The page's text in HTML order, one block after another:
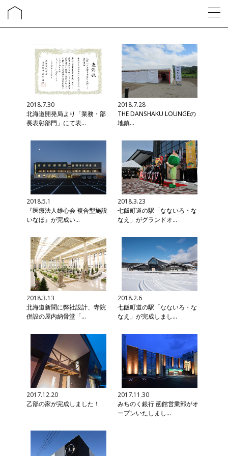
2018.7.30
北海道開発局より「業務・部
長表彰部門」にて表...
2018.7.28
THE DANSHAKU LOUNGEの
地鎮...
2018.5.1
『医療法人雄心会 複合型施設
いなほ』が完成い...
2018.3.23
七飯町道の駅「なないろ・な
なえ」がグランドオ...
2018.3.13
北海道新聞に弊社設計、寺院
併設の屋内納骨堂「...
2018.2.6
七飯町道の駅「なないろ・な
なえ」が完成しまし...
2017.12.20
乙部の家が完成しました！
2017.11.30
みちのく銀行 函館営業部がオ
ープンいたしまし...